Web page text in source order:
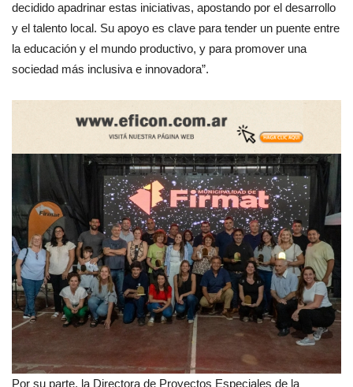
decidido apadrinar estas iniciativas, apostando por el desarrollo
y el talento local. Su apoyo es clave para tender un puente entre
la educación y el mundo productivo, y para promover una
sociedad más inclusiva e innovadora”.
Por su parte, la Directora de Proyectos Especiales de la